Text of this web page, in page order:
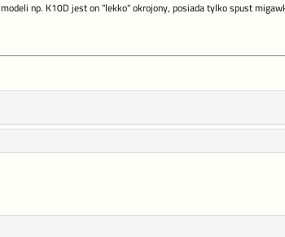
np. K10D jest on "lekko" okrojony, posiada tylko spust